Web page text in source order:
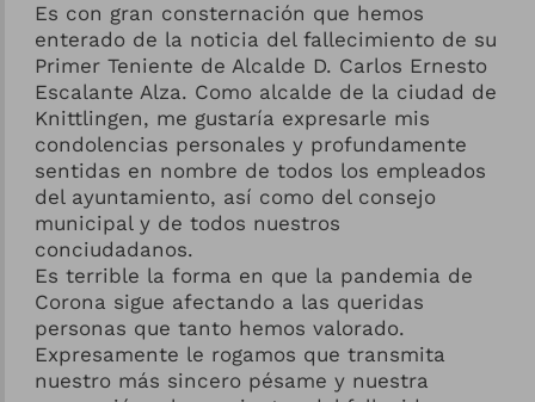
Es con gran consternación que hemos
enterado de la noticia del fallecimiento de su
Primer Teniente de Alcalde D. Carlos Ernesto
Escalante Alza. Como alcalde de la ciudad de
Knittlingen, me gustaría expresarle mis
condolencias personales y profundamente
sentidas en nombre de todos los empleados
del ayuntamiento, así como del consejo
municipal y de todos nuestros
conciudadanos.
Es terrible la forma en que la pandemia de
Corona sigue afectando a las queridas
personas que tanto hemos valorado.
Expresamente le rogamos que transmita
nuestro más sincero pésame y nuestra